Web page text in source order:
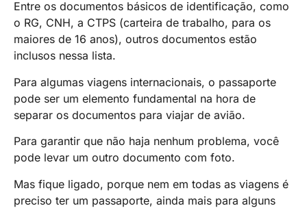
Entre os documentos básicos de identificação, como
o RG, CNH, a CTPS (carteira de trabalho, para os
maiores de 16 anos), outros documentos estão
inclusos nessa lista.
Para algumas viagens internacionais, o passaporte
pode ser um elemento fundamental na hora de
separar os documentos para viajar de avião.
Para garantir que não haja nenhum problema, você
pode levar um outro documento com foto.
Mas fique ligado, porque nem em todas as viagens é
preciso ter um passaporte, ainda mais para alguns